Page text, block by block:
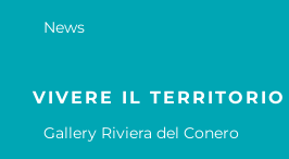
News
VIVERE IL TERRITORIO
Gallery Riviera del Conero